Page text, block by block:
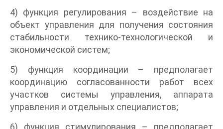
4) функция регулирования – воздействие на
объект управления для получения состояния
стабильности технико-технологической и
экономической систем;
5) функция координации – предполагает
координацию согласованности работ всех
участков системы управления, аппарата
управления и отдельных специалистов;
6) функция стимулирования – предполагает